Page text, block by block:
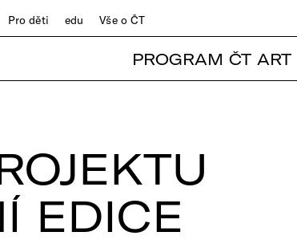
Pro děti edu Vše o ČT
PROGRAM ČT ART
EDICE